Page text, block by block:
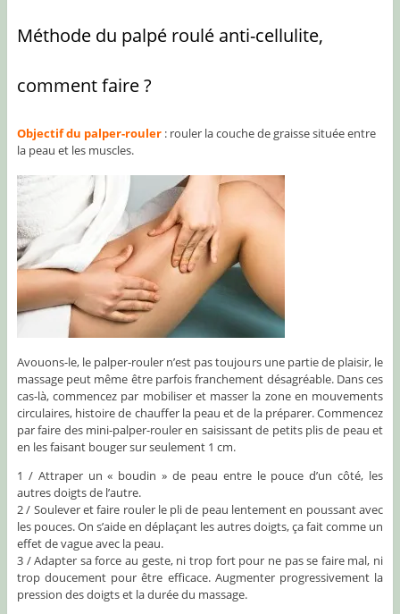
Méthode du palpé roulé anti-cellulite,
comment faire ?
Objectif du palper-rouler: rouler la couche de graisse située entre
la peau et les muscles.
Avouons-le, le palper-rouler n’est pas toujours une partie de plaisir, le
massage peut même être parfois franchement désagréable. Dans ces
cas-là, commencez par mobiliser et masser la zone en mouvements
circulaires, histoire de chauffer la peau et de la préparer. Commencez
par faire des mini-palper-rouler en saisissant de petits plis de peau et
en les faisant bouger sur seulement 1 cm.
1 / Attraper un « boudin » de peau entre le pouce d’un côté, les
autres doigts de l’autre.
2 / Soulever et faire rouler le pli de peau lentement en poussant avec
les pouces. On s’aide en déplaçant les autres doigts, ça fait comme un
effet de vague avec la peau.
3 / Adapter sa force au geste, ni trop fort pour ne pas se faire mal, ni
trop doucement pour être efficace. Augmenter progressivement la
pression des doigts et la durée du massage.